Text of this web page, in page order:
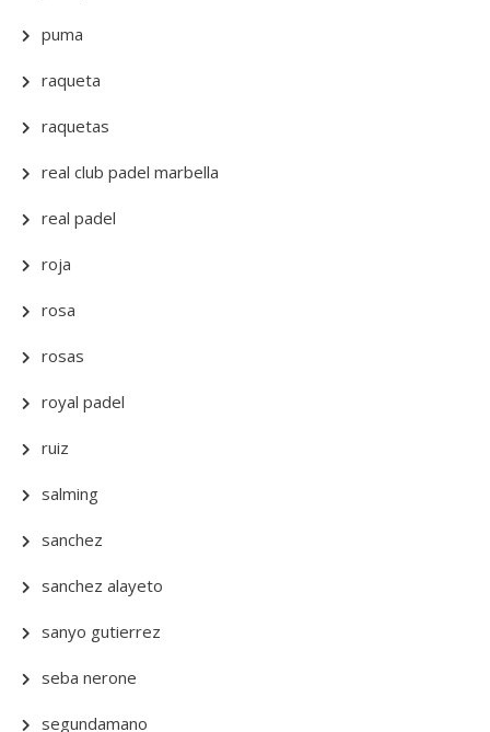
puma
raqueta
raquetas
real club padel marbella
real padel
roja
rosa
rosas
royal padel
ruiz
salming
sanchez
sanchez alayeto
sanyo gutierrez
seba nerone
segundamano